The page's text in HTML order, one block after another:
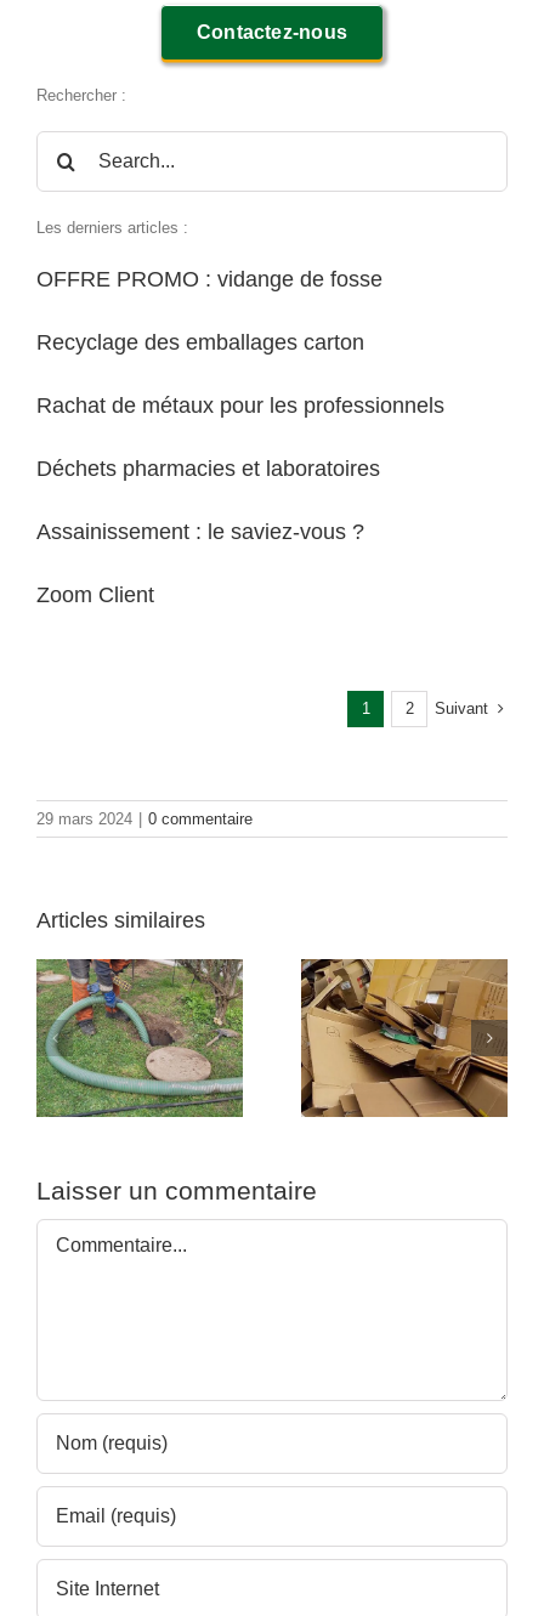
Contactez-nous
Rechercher :
Rechercher:
Les derniers articles :
OFFRE PROMO : vidange de fosse
Recyclage des emballages carton
Rachat de métaux pour les professionnels
Déchets pharmacies et laboratoires
Assainissement : le saviez-vous ?
Zoom Client
1 2 Suivant
29 mars 2024 | 0 commentaire
Articles similaires
Recyclage des
emballages carton
Rachat de métaux
pour les
professionnels
Laisser un commentaire
Commentaire